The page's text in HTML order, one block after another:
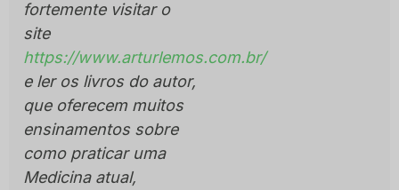
fortemente visitar o
site
https://www.arturlemos.com.br/
e ler os livros do autor,
que oferecem muitos
ensinamentos sobre
como praticar uma
Medicina atual,